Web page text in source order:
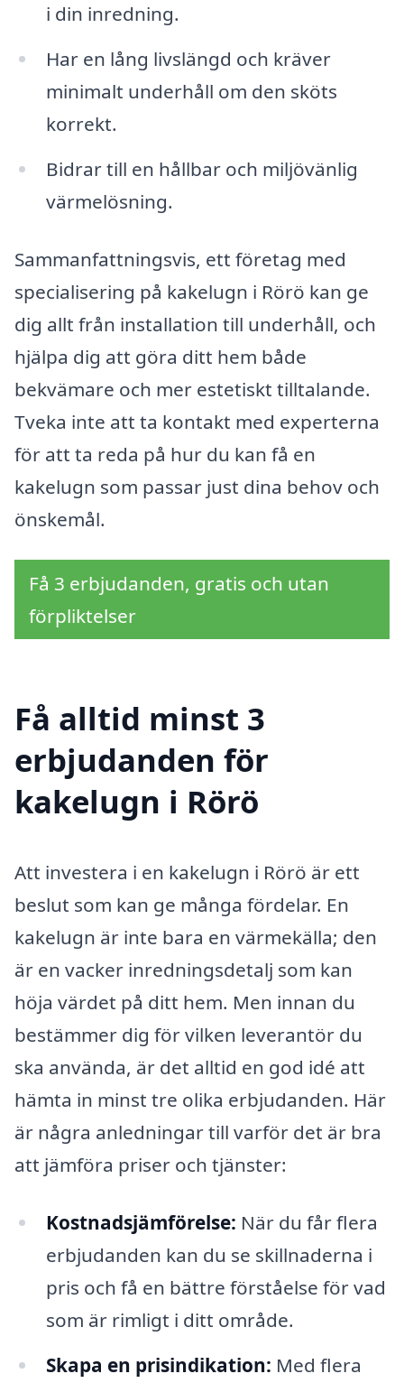
i din inredning.
Har en lång livslängd och kräver
minimalt underhåll om den sköts
korrekt.
Bidrar till en hållbar och miljövänlig
värmelösning.
Sammanfattningsvis, ett företag med
specialisering på kakelugn i Rörö kan ge
dig allt från installation till underhåll, och
hjälpa dig att göra ditt hem både
bekvämare och mer estetiskt tilltalande.
Tveka inte att ta kontakt med experterna
för att ta reda på hur du kan få en
kakelugn som passar just dina behov och
önskemål.
Få 3 erbjudanden, gratis och utan
förpliktelser
Få alltid minst 3
erbjudanden för
kakelugn i Rörö
Att investera i en kakelugn i Rörö är ett
beslut som kan ge många fördelar. En
kakelugn är inte bara en värmekälla; den
är en vacker inredningsdetalj som kan
höja värdet på ditt hem. Men innan du
bestämmer dig för vilken leverantör du
ska använda, är det alltid en god idé att
hämta in minst tre olika erbjudanden. Här
är några anledningar till varför det är bra
att jämföra priser och tjänster:
Kostnadsjämförelse: När du får flera
erbjudanden kan du se skillnaderna i
pris och få en bättre förståelse för vad
som är rimligt i ditt område.
Skapa en prisindikation: Med flera